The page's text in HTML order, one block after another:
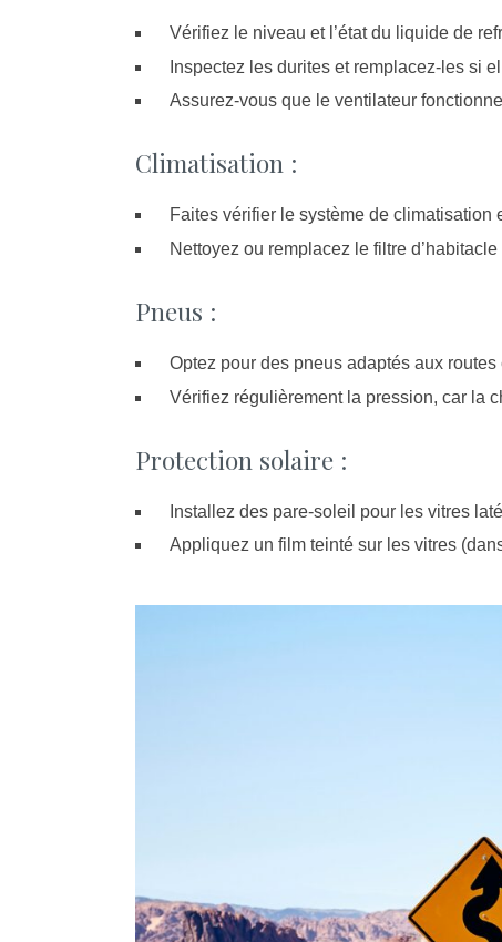
Vérifiez le niveau et l’état du liquide de
Inspectez les durites et remplacez-les si
Assurez-vous que le ventilateur
Climatisation :
Faites vérifier le système de climatisation
Nettoyez ou remplacez le filtre
Pneus :
Optez pour des pneus adaptés aux routes
Vérifiez régulièrement la pression, car la
Protection solaire :
Installez des pare-soleil pour les vitres
Appliquez un film teinté sur les vitres